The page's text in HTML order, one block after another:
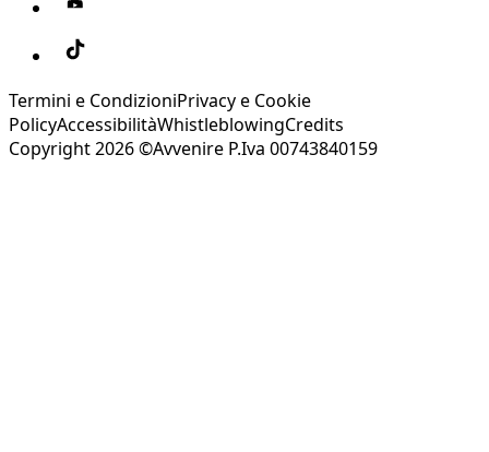
Termini e CondizioniPrivacy e Cookie
PolicyAccessibilitàWhistleblowingCredits
Copyright 2026 ©Avvenire P.Iva 00743840159